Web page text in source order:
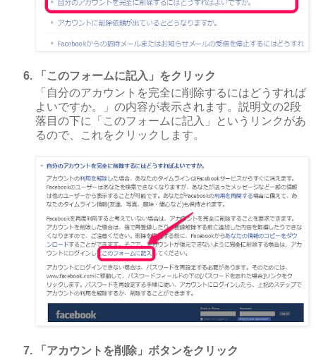
「このフォームに記入」をクリック
「自分のアカウントを完全に削除するにはどうすれば
よいですか。」の内容が表示されます。説明文の2段
落目の下に「このフォームに記入」というリンクがあ
るので、これをクリックします。
「アカウントを削除」ボタンをクリック